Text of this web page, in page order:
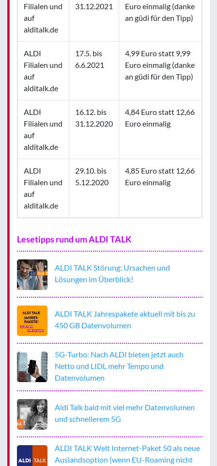
Filialen und
auf
alditalk.de
31.12.2021
Euro einmalig (danke
an güdi für den Tipp)
ALDI
Filialen und
auf
alditalk.de
17.5. bis
6.6.2021
4,99 Euro statt 9,99
Euro einmalig (danke
an güdi für den Tipp)
ALDI
Filialen und
auf
alditalk.de
16.12. bis
31.12.2020
4,84 Euro statt 12,66
Euro einmalig
ALDI
Filialen und
auf
alditalk.de
29.10. bis
5.12.2020
4,85 Euro statt 12,66
Euro einmalig
Lesetipps rund um ALDI TALK
ALDI TALK Störung: Ursachen und
Lösungen im Überblick!
ALDI TALK Jahrespakete aktuell mit bis zu
450 GB Datenvolumen
5G-Turbo: Nach ALDI bieten jetzt auch
Netto und LIDL mehr Tempo und
Datenvolumen
Aldi Talk bald mit viel mehr Datenvolumen
und schnellerem 5G
ALDI TALK Welt Internet-Paket 50 als neue
Auslandsoption (wenn EU-Roaming nicht